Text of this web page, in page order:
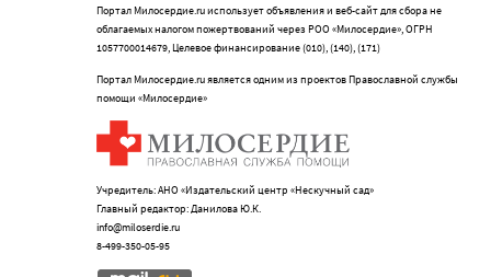
Портал Милосердие.ru использует объявления и веб-сайт для сбора не
облагаемых налогом пожертвований через РОО «Милосердие», ОГРН
1057700014679, Целевое финансирование (010), (140), (171)
Портал Милосердие.ru является одним из проектов Православной службы
помощи «Милосердие»
Учредитель: АНО «Издательский центр «Нескучный сад»
Главный редактор: Данилова Ю.К.
info@miloserdie.ru
8-499-350-05-95